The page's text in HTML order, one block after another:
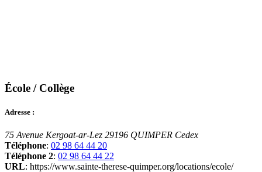
École / Collège
Adresse :
75 Avenue Kergoat-ar-Lez 29196 QUIMPER Cedex
Téléphone: 02 98 64 44 20
Téléphone 2: 02 98 64 44 22
URL: https://www.sainte-therese-quimper.org/locations/ecole/